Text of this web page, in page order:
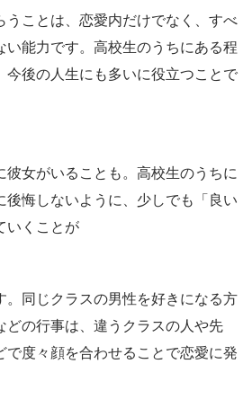
うことは、恋愛内だけでなく、すべ
能力です。高校生のうちにある程
今後の人生にも多いに役立つことで
女がいることも。高校生のうちに
悔しないように、少しでも「良い
いくことが
同じクラスの男性を好きになる方
どの行事は、違うクラスの人や先
度々顔を合わせることで恋愛に発